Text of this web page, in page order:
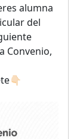
alumna
del
Convenio,